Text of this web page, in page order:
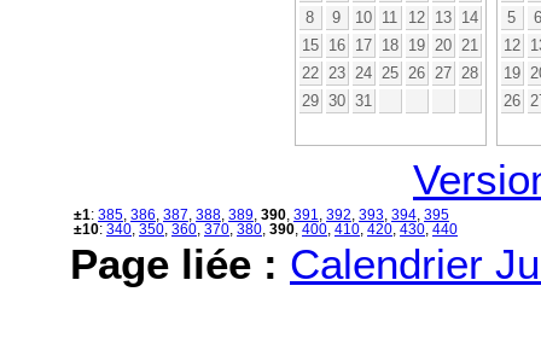
8
9 10 11 12 13
14
15
16 17 18 19 20
21
22
23 24 25 26 27
28
29 30 31
5
6
12
19
26
±1: 385 386 387 388 389 390 391 392 393 394 395
±10: 340 350 360 370 380 390 400 410 420 430 440
Page liée : Calendrier